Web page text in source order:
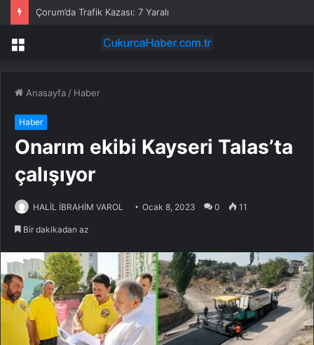
Çorum’da Trafik Kazası: 7 Yaralı
Menü
Anasayfa / Haber
Haber
Onarım ekibi Kayseri Talas’ta
çalışıyor
HALİL İBRAHİM VAROL Ocak 8, 2023 0 11
Bir dakikadan az